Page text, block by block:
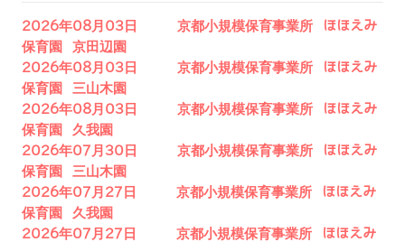
2026年08月03日 京都小規模保育事業所 ほほえみ
保育園 京田辺園
2026年08月03日 京都小規模保育事業所 ほほえみ
保育園 三山木園
2026年08月03日 京都小規模保育事業所 ほほえみ
保育園 久我園
2026年07月30日 京都小規模保育事業所 ほほえみ
保育園 三山木園
2026年07月27日 京都小規模保育事業所 ほほえみ
保育園 久我園
2026年07月27日 京都小規模保育事業所 ほほえみ